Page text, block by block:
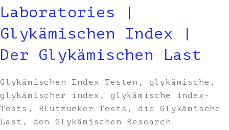
Laboratories |
Glykämischen Index |
Der Glykämischen Last
Glykämischen Index Testen, glykämische,
glykämischer index, glykämische index-
Tests, Blutzucker-Tests, die Glykämische
Last, den Glykämischen Research